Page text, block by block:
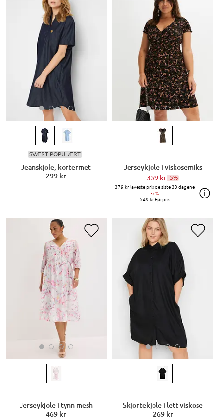
SVÆRT POPULÆRT
Jeanskjole, kortermet
299 kr
Jerseykjole i viskosemiks
359 kr-5%
379 krlaveste pris de siste 30 dagene
-5%
549 krFørpris
Jerseykjole i tynn mesh
469 kr
Skjortekjole i lett viskose
269 kr